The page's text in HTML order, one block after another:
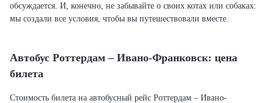
обсуждается. И, конечно, не забывайте о своих котах или собаках:
мы создали все условия, чтобы вы путешествовали вместе.
Автобус Роттердам – Ивано-Франковск: цена
билета
Стоимость билета на автобусный рейс Роттердам – Ивано-